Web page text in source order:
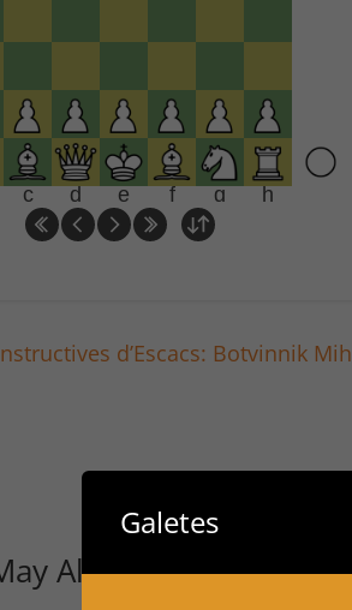
c d e f g h
d’Escacs: Botvinnik
Also Like
Galetes